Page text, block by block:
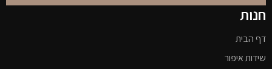
חנות
דף הבית
שידות איפור